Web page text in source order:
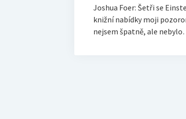
Joshua Foer: Šetři se
knižní nabídky moji
nejsem špatně, ale